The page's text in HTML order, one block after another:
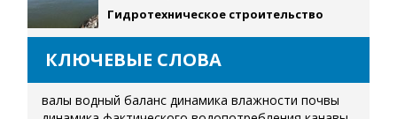
Гидротехническое строительство
КЛЮЧЕВЫЕ СЛОВА
валы водный баланс динамика влажности почвы